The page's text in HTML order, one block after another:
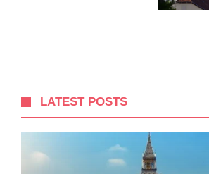
LATEST POSTS